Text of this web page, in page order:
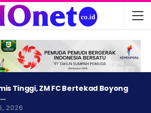
Tinggi, ZM FC Bertekad Boyong
2026